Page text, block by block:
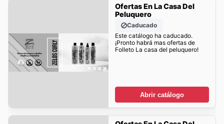
Ofertas En La Casa Del
Peluquero
Caducado
Este catálogo ha caducado.
¡Pronto habrá mas ofertas de
Folleto La casa del peluquero!
Abrir catálogo